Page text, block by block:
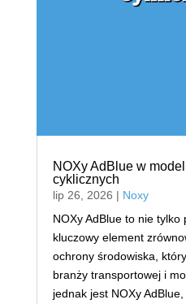
NOXy AdBlue w
cyklicznych
lip 26, 2026 | Noxy
NOXy AdBlue to nie tylko
kluczowy element
ochrony środowiska,
branży transportowej i
jednak jest NOXy AdBlue,